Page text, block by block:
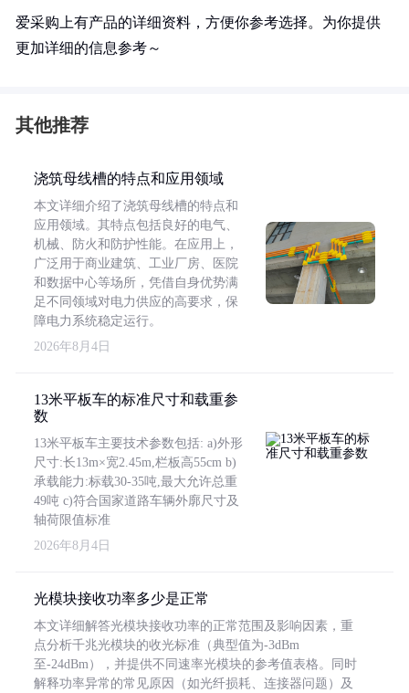
爱采购上有产品的详细资料，方便你参考选择。为你提供
更加详细的信息参考～
其他推荐
浇筑母线槽的特点和应用领域
本文详细介绍了浇筑母线槽的特点和
应用领域。其特点包括良好的电气、
机械、防火和防护性能。在应用上，
广泛用于商业建筑、工业厂房、医院
和数据中心等场所，凭借自身优势满
足不同领域对电力供应的高要求，保
障电力系统稳定运行。
2026年8月4日
13米平板车的标准尺寸和载重参
数
13米平板车主要技术参数包括: a)外形
尺寸:长13m×宽2.45m,栏板高55cm b)
承载能力:标载30-35吨,最大允许总重
49吨 c)符合国家道路车辆外廓尺寸及
轴荷限值标准
2026年8月4日
光模块接收功率多少是正常
本文详细解答光模块接收功率的正常范围及影响因素，重
点分析千兆光模块的收光标准（典型值为-3dBm
至-24dBm），并提供不同速率光模块的参考值表格。同时
解释功率异常的常见原因（如光纤损耗、连接器问题）及